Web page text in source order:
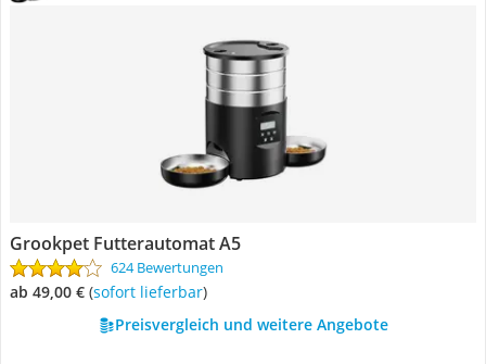
Grookpet Futterautomat A5
624 Bewertungen
ab 49,00 € ( Sofort lieferbar)
Preisvergleich und weitere Angebote